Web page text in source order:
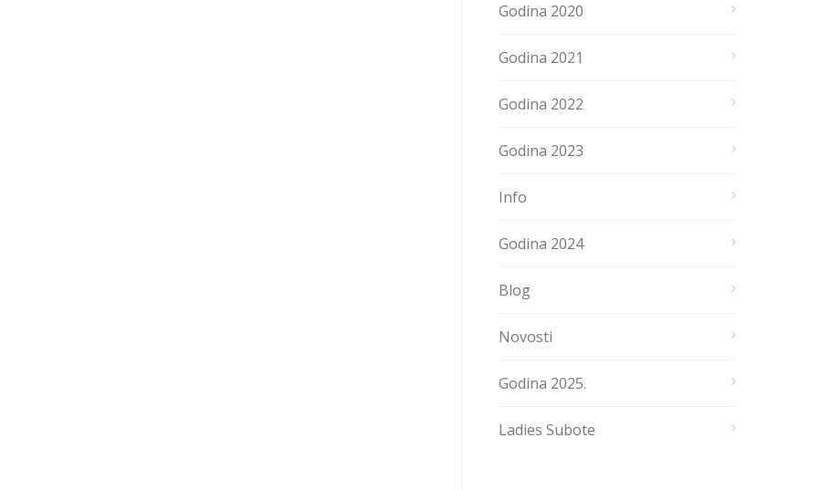
Godina 2020
Godina 2021
Godina 2022
Godina 2023
Info
Godina 2024
Blog
Novosti
Godina 2025.
Ladies Subote